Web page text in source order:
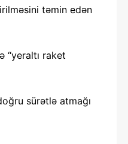
təmin edən
“yeraltı raket
sürətlə atmağı